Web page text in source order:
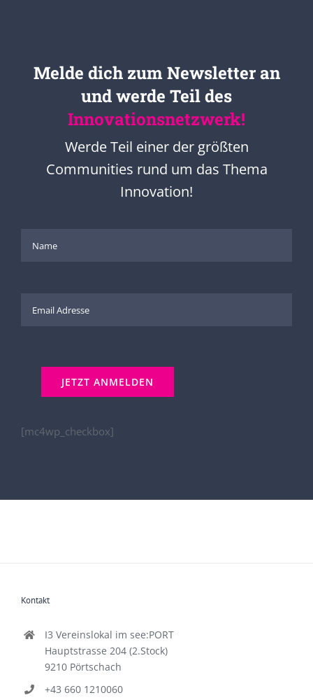
Melde dich zum Newsletter an
und werde Teil des
Innovationsnetzwerk!
Werde Teil einer der größten
Communities rund um das Thema
Innovation!
[mc4wp_checkbox]
Kontakt
I3 Vereinslokal im see:PORT
Hauptstrasse 204 (2.Stock)
9210 Pörtschach
+43 660 1210060